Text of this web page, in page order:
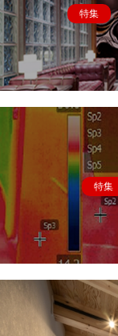
特集
特集